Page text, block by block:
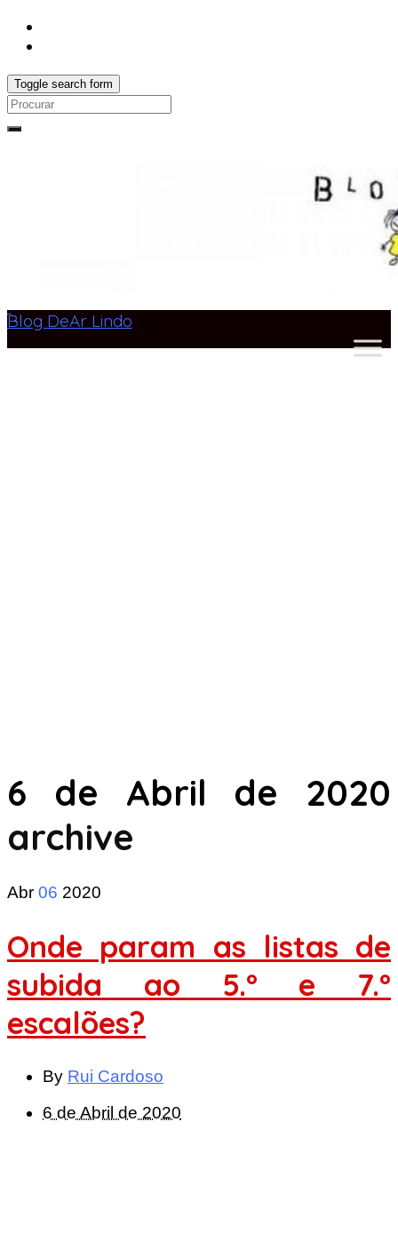
Toggle search form
Search
Blog DeAr Lindo
6 de Abril de 2020
archive
Abr 06 2020
Onde param as listas de
subida ao 5.º e 7.º
escalões?
By Rui Cardoso
6 de Abril de 2020